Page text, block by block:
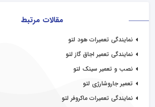
مقالات مرتبط
نمایندگی تعمیرات هود لتو
نمایندگی تعمیر اجاق گاز لتو
نصب و تعمیر سینک لتو
تعمیر جاروشارژی لتو
نمایندگی تعمیرات ماکروفر لتو